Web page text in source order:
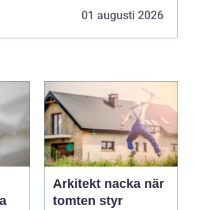
som möjligt. Om du inte vill
01 augusti 2026
Arkitekt nacka när
tomten styr